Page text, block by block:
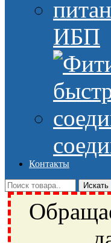
ИБП
Контакты